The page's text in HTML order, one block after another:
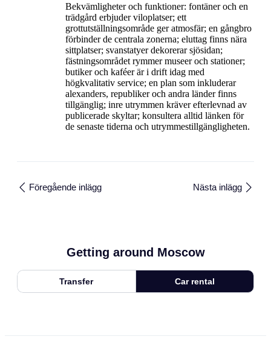
Bekvämligheter och funktioner: fontäner och en
trädgård erbjuder viloplatser; ett
grottutställningsområde ger atmosfär; en gångbro
förbinder de centrala zonerna; eluttag finns nära
sittplatser; svanstatyer dekorerar sjösidan;
fästningsområdet rymmer museer och stationer;
butiker och kaféer är i drift idag med
högkvalitativ service; en plan som inkluderar
alexanders, republiker och andra länder finns
tillgänglig; inre utrymmen kräver efterlevnad av
publicerade skyltar; konsultera alltid länken för
de senaste tiderna och utrymmestillgängligheten.
Föregående inlägg Nästa inlägg
Getting around Moscow
Transfer Car rental